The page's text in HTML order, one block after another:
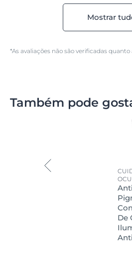
Mostrar
*As avaliações não são verificadas
Também pode
De